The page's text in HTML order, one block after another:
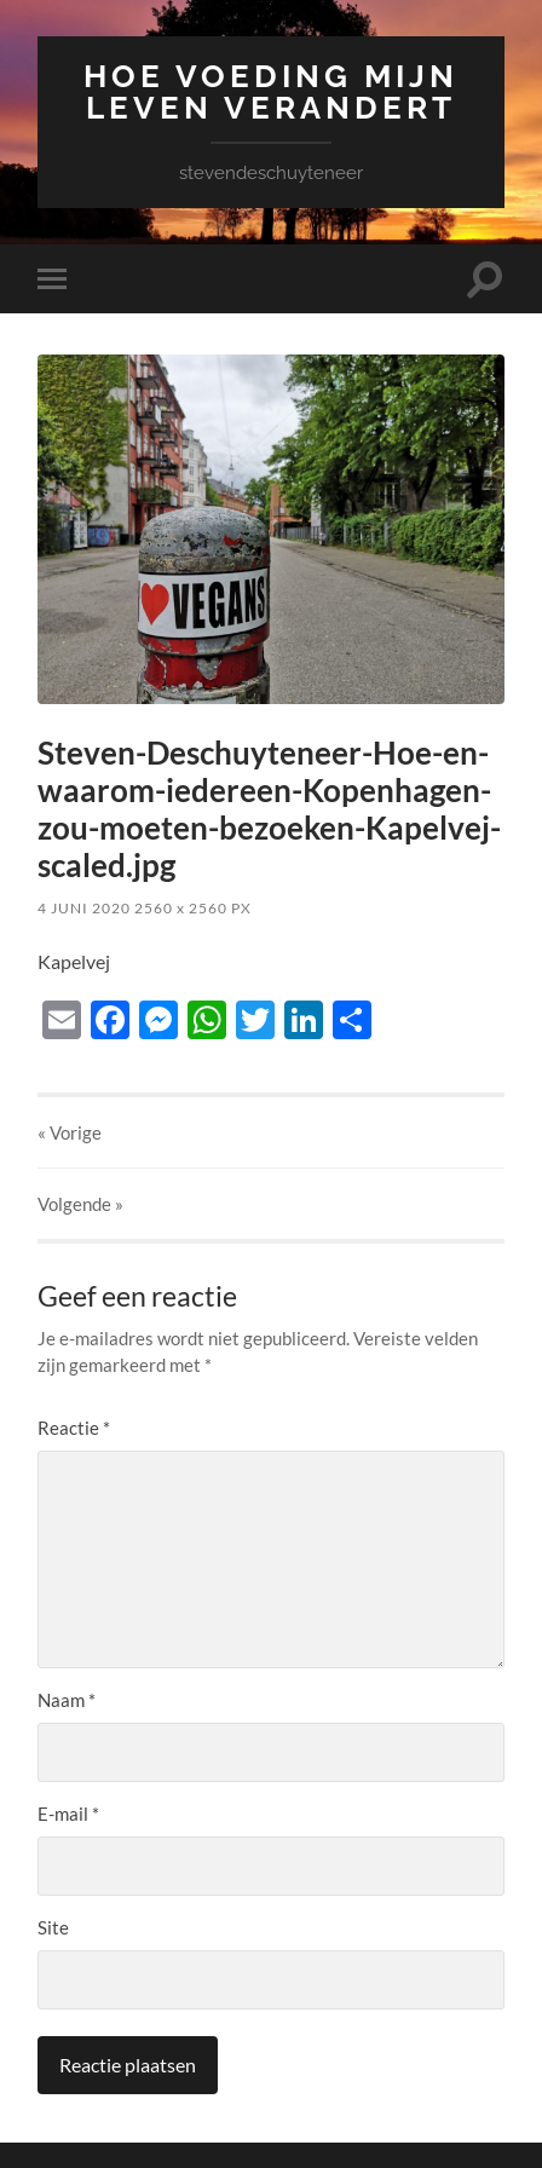
HOE VOEDING MIJN
LEVEN VERANDERT
stevendeschuyteneer
Toggle
mobiel
Toggle
Steven-Deschuyteneer-Hoe-en-
waarom-iedereen-Kopenhagen-
zou-moeten-bezoeken-Kapelvej-
scaled.jpg
4 JUNI 2020 2560x 2560 PX
Kapelvej
EmailFacebook
Messenger
WhatsApp
TwitterLinkedIn
« Vorige
Volgende »
Geef een reactie
Je e-mailadres wordt niet gepubliceerd. Vereiste velden
zijn gemarkeerd met *
Reactie *
Naam *
E-mail *
Site